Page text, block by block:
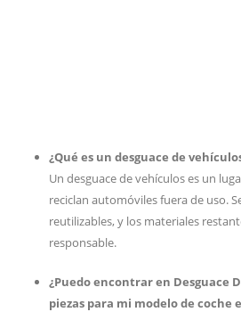
¿Qué es un desguace de
Un desguace de vehículos es un
reciclan automóviles fuera de uso.
reutilizables, y los materiales
responsable.
¿Puedo encontrar en Desguace
piezas para mi modelo de coche